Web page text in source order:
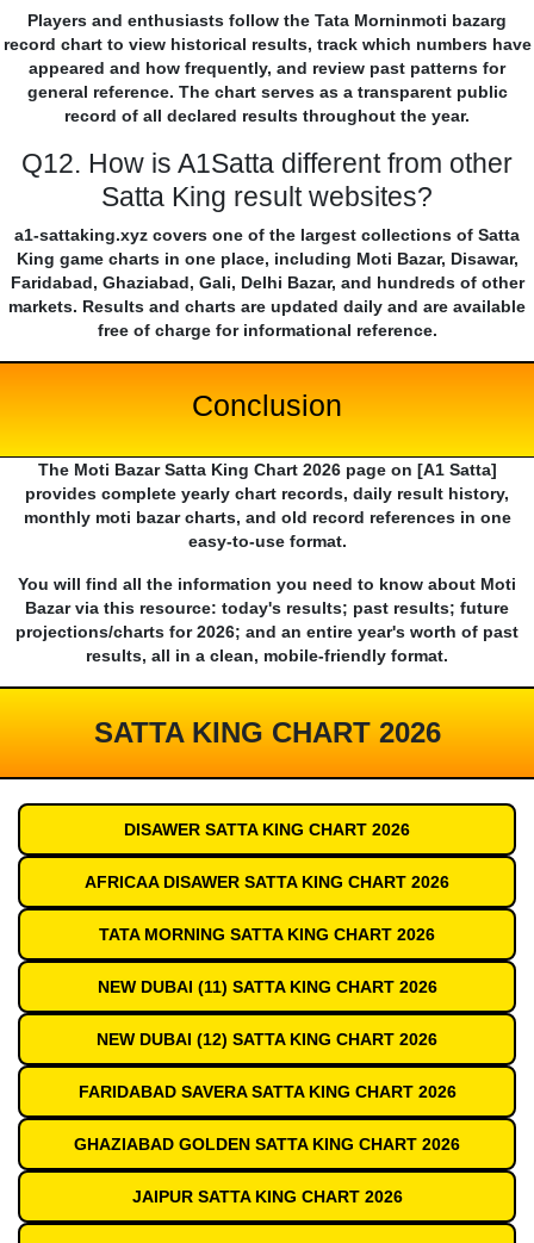
Players and enthusiasts follow the Tata Morninmoti bazarg
record chart to view historical results, track which numbers have
appeared and how frequently, and review past patterns for
general reference. The chart serves as a transparent public
record of all declared results throughout the year.
Q12. How is A1Satta different from other
Satta King result websites?
a1-sattaking.xyz covers one of the largest collections of Satta
King game charts in one place, including Moti Bazar, Disawar,
Faridabad, Ghaziabad, Gali, Delhi Bazar, and hundreds of other
markets. Results and charts are updated daily and are available
free of charge for informational reference.
Conclusion
The Moti Bazar Satta King Chart 2026 page on [A1 Satta]
provides complete yearly chart records, daily result history,
monthly moti bazar charts, and old record references in one
easy-to-use format.
You will find all the information you need to know about Moti
Bazar via this resource: today's results; past results; future
projections/charts for 2026; and an entire year's worth of past
results, all in a clean, mobile-friendly format.
SATTA KING CHART 2026
DISAWER SATTA KING CHART 2026
AFRICAA DISAWER SATTA KING CHART 2026
TATA MORNING SATTA KING CHART 2026
NEW DUBAI (11) SATTA KING CHART 2026
NEW DUBAI (12) SATTA KING CHART 2026
FARIDABAD SAVERA SATTA KING CHART 2026
GHAZIABAD GOLDEN SATTA KING CHART 2026
JAIPUR SATTA KING CHART 2026